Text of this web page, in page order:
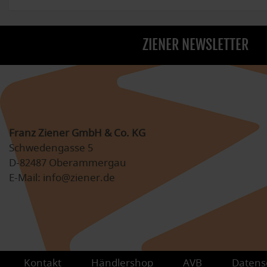
ZIENER NEWSLETTER
Franz Ziener GmbH & Co. KG
Schwedengasse 5
D-82487 Oberammergau
E-Mail: info@ziener.de
Kontakt Händlershop AVB